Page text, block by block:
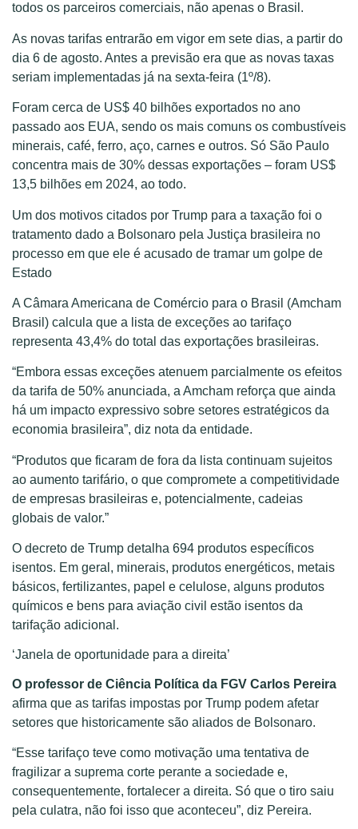
todos os parceiros comerciais, não apenas o Brasil.
As novas tarifas entrarão em vigor em sete dias, a partir do
dia 6 de agosto. Antes a previsão era que as novas taxas
seriam implementadas já na sexta-feira (1º/8).
Foram cerca de US$ 40 bilhões exportados no ano
passado aos EUA, sendo os mais comuns os combustíveis
minerais, café, ferro, aço, carnes e outros. Só São Paulo
concentra mais de 30% dessas exportações – foram US$
13,5 bilhões em 2024, ao todo.
Um dos motivos citados por Trump para a taxação foi o
tratamento dado a Bolsonaro pela Justiça brasileira no
processo em que ele é acusado de tramar um golpe de
Estado
A Câmara Americana de Comércio para o Brasil (Amcham
Brasil) calcula que a lista de exceções ao tarifaço
representa 43,4% do total das exportações brasileiras.
“Embora essas exceções atenuem parcialmente os efeitos
da tarifa de 50% anunciada, a Amcham reforça que ainda
há um impacto expressivo sobre setores estratégicos da
economia brasileira”, diz nota da entidade.
“Produtos que ficaram de fora da lista continuam sujeitos
ao aumento tarifário, o que compromete a competitividade
de empresas brasileiras e, potencialmente, cadeias
globais de valor.”
O decreto de Trump detalha 694 produtos específicos
isentos. Em geral, minerais, produtos energéticos, metais
básicos, fertilizantes, papel e celulose, alguns produtos
químicos e bens para aviação civil estão isentos da
tarifação adicional.
‘Janela de oportunidade para a direita’
O professor de Ciência Política da FGV Carlos Pereira
afirma que as tarifas impostas por Trump podem afetar
setores que historicamente são aliados de Bolsonaro.
“Esse tarifaço teve como motivação uma tentativa de
fragilizar a suprema corte perante a sociedade e,
consequentemente, fortalecer a direita. Só que o tiro saiu
pela culatra, não foi isso que aconteceu”, diz Pereira.